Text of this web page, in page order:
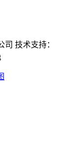
技术支持：